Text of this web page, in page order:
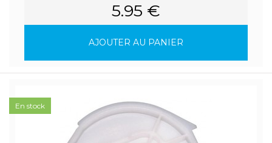
5.95 €
AJOUTER AU PANIER
En stock